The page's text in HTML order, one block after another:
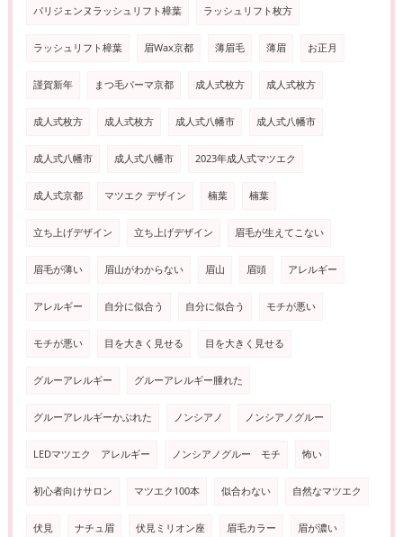
パリジェンヌラッシュリフト樟葉 ラッシュリフト枚方
ラッシュリフト樟葉 眉Wax京都 薄眉毛 薄眉 お正月
謹賀新年 まつ毛パーマ京都 成人式枚方 成人式枚方
成人式枚方 成人式枚方 成人式八幡市 成人式八幡市
成人式八幡市 成人式八幡市 2023年成人式マツエク
成人式京都 マツエク デザイン 楠葉 楠葉
立ち上げデザイン 立ち上げデザイン 眉毛が生えてこない
眉毛が薄い 眉山がわからない 眉山 眉頭 アレルギー
アレルギー 自分に似合う 自分に似合う モチが悪い
モチが悪い 目を大きく見せる 目を大きく見せる
グルーアレルギー グルーアレルギー腫れた
グルーアレルギーかぶれた ノンシアノ ノンシアノグルー
LEDマツエク アレルギー ノンシアノグルー モチ 怖い
初心者向けサロン マツエク100本 似合わない 自然なマツエク
伏見 ナチュ眉 伏見ミリオン座 眉毛カラー 眉が濃い